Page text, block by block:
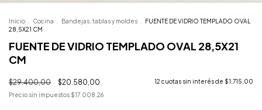
Inicio Cocina Bandejas, tablas y moldes
FUENTE DE VIDRIO TEMPLADO OVAL
28,5X21 CM
FUENTE DE VIDRIO TEMPLADO OVAL 28,5X21
CM
$29.400,00 $20.580,00 12 cuotas sin interés de $1.715,00
Precio sin impuestos $17.008,26